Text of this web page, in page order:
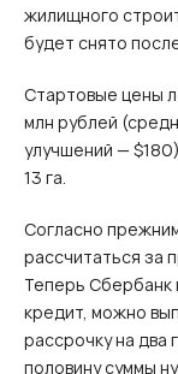
жилищного
будет снято
Стартовые цены
млн рублей
улучшений —
13 га.
Согласно
рассчитаться за
Теперь Сбербанк
кредит, можно
рассрочку на два
половину суммы